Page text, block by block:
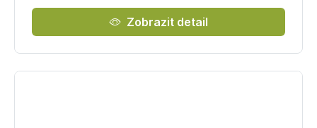
Zobrazit detail